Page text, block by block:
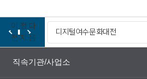
이
전
정
지
다
음
디지털여수문화대전
직속기관/사업소